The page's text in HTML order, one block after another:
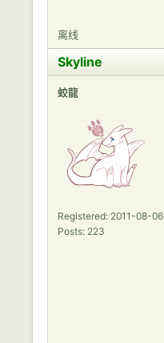
离线
Skyline
蛟龍
Registered: 2011-08-06
Posts: 223